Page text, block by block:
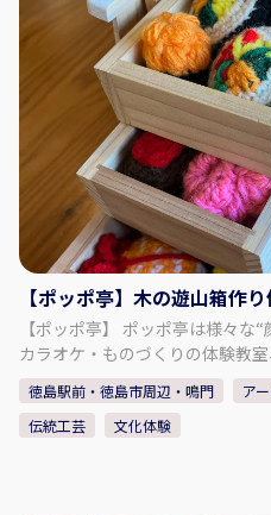
- - - - - - - - シルクストール（1枚）の藍染体験 ・上質でなめ
らかな肌触りのストールです。
染めることができます。 ・思
がるよう、スタッフが丁寧に
上がった作品は、当日お持ち帰りいただ
織」工場内見学 ・伝統工芸品
案内いたします。 ・歴史ある
は珍しい手織機の体験をすることができま
尾織布 〒779-3121 徳島県徳島
【ポッポ亭】木の遊山箱作り
【ポッポ亭】 ポッポ亭は様々な
カラオケ・ものづくりの体験教
展示やディスプレイをご依頼いた
することは、お客様だけでなく
いただきたいという想い。皆様
重ねの小さな手さげ重箱である
徳島駅前・徳島市周辺・鳴門
ア
伝統工芸
文化体験